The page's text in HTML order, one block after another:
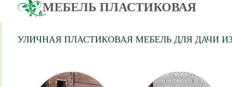
МЕБЕЛЬ ПЛАСТИКОВАЯ
УЛИЧНАЯ ПЛАСТИКОВАЯ МЕБЕЛЬ ДЛЯ ДАЧИ